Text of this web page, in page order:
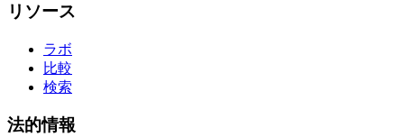
リソース
ラボ
比較
検索
法的情報